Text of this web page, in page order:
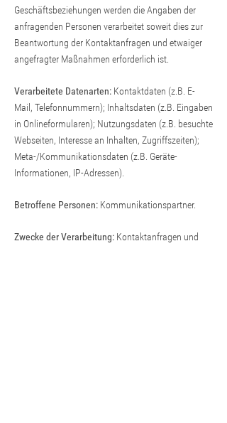
Geschäftsbeziehungen werden die Angaben der
anfragenden Personen verarbeitet soweit dies zur
Beantwortung der Kontaktanfragen und etwaiger
angefragter Maßnahmen erforderlich ist.
Verarbeitete Datenarten: Kontaktdaten (z.B. E-
Mail, Telefonnummern); Inhaltsdaten (z.B. Eingaben
in Onlineformularen); Nutzungsdaten (z.B. besuchte
Webseiten, Interesse an Inhalten, Zugriffszeiten);
Meta-/Kommunikationsdaten (z.B. Geräte-
Informationen, IP-Adressen).
Betroffene Personen: Kommunikationspartner.
Zwecke der Verarbeitung: Kontaktanfragen und